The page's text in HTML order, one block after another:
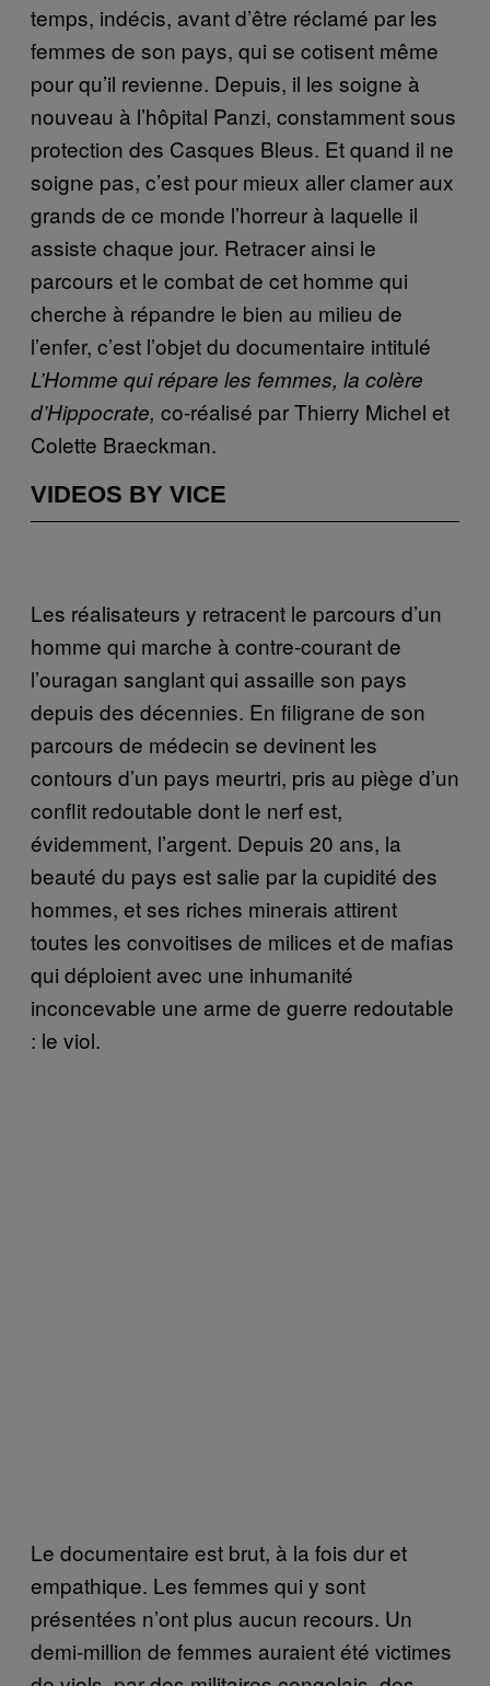
temps, indécis, avant d’être réclamé par les
femmes de son pays, qui se cotisent même
pour qu’il revienne. Depuis, il les soigne à
nouveau à l’hôpital Panzi, constamment sous
protection des Casques Bleus. Et quand il ne
soigne pas, c’est pour mieux aller clamer aux
grands de ce monde l’horreur à laquelle il
assiste chaque jour. Retracer ainsi le
parcours et le combat de cet homme qui
cherche à répandre le bien au milieu de
l’enfer, c’est l’objet du documentaire intitulé
L’Homme qui répare les femmes, la colère
d’Hippocrate, co-réalisé par Thierry Michel et
Colette Braeckman.
VIDEOS BY VICE
Les réalisateurs y retracent le parcours d’un
homme qui marche à contre-courant de
l’ouragan sanglant qui assaille son pays
depuis des décennies. En filigrane de son
parcours de médecin se devinent les
contours d’un pays meurtri, pris au piège d’un
conflit redoutable dont le nerf est,
évidemment, l’argent. Depuis 20 ans, la
beauté du pays est salie par la cupidité des
hommes, et ses riches minerais attirent
toutes les convoitises de milices et de mafias
qui déploient avec une inhumanité
inconcevable une arme de guerre redoutable
: le viol.
Le documentaire est brut, à la fois dur et
empathique. Les femmes qui y sont
présentées n’ont plus aucun recours. Un
demi-million de femmes auraient été victimes